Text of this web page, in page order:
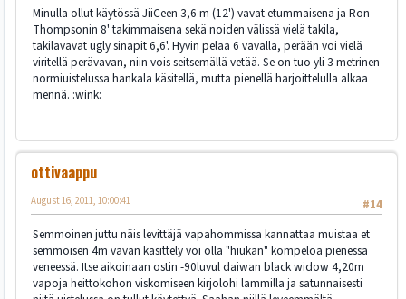
Minulla ollut käytössä JiiCeen 3,6 m (12') vavat etummaisena ja Ron
Thompsonin 8' takimmaisena sekä noiden välissä vielä takila,
takilavavat ugly sinapit 6,6'. Hyvin pelaa 6 vavalla, perään voi vielä
viritellä perävavan, niin vois seitsemällä vetää. Se on tuo yli 3 metrinen
normiuistelussa hankala käsitellä, mutta pienellä harjoittelulla alkaa
mennä. :wink:
ottivaappu
#14
August 16, 2011, 10:00:41
Semmoinen juttu näis levittäjä vapahommissa kannattaa muistaa et
semmoisen 4m vavan käsittely voi olla "hiukan" kömpelöä pienessä
veneessä. Itse aikoinaan ostin -90luvul daiwan black widow 4,20m
vapoja heittokohon viskomiseen kirjolohi lammilla ja satunnaisesti